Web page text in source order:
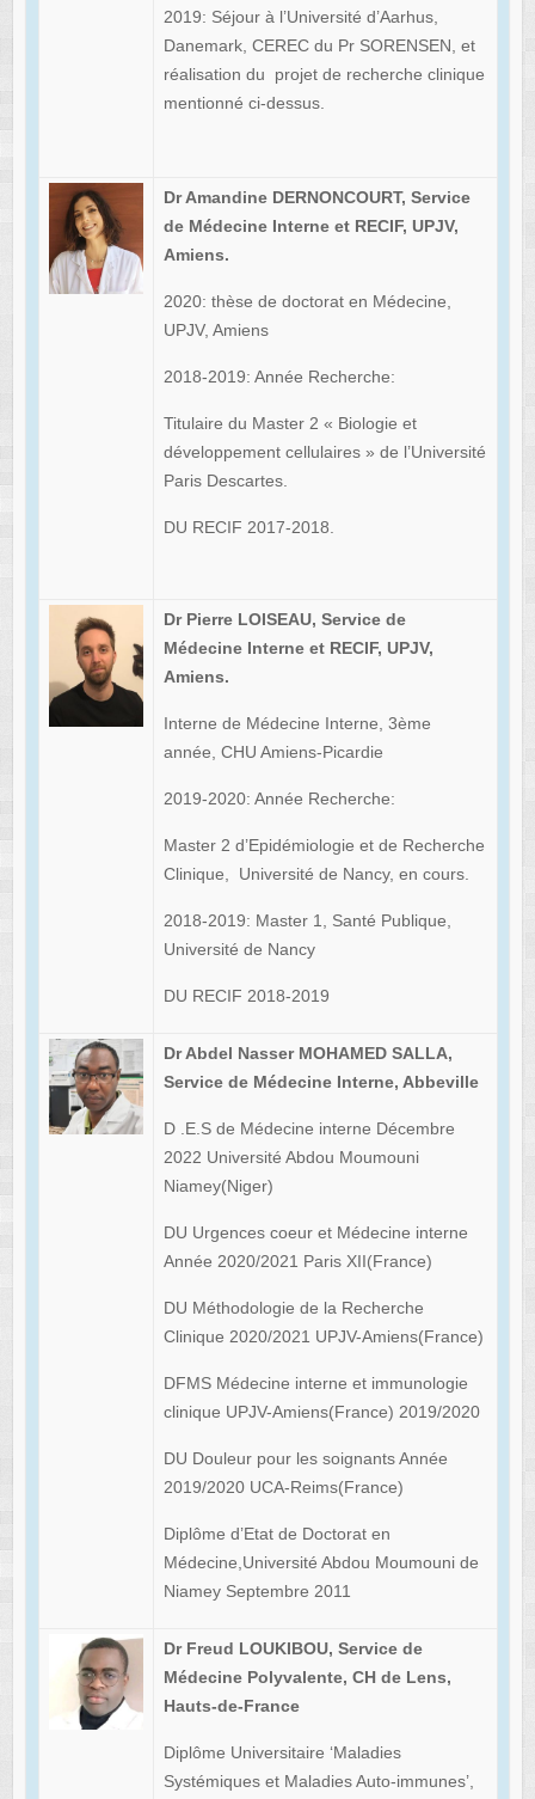
2019: Séjour à l’Université d’Aarhus,
Danemark, CEREC du Pr SORENSEN, et
réalisation du projet de recherche clinique
mentionné ci-dessus.
Dr Amandine DERNONCOURT, Service
de Médecine Interne et RECIF, UPJV,
Amiens.
2020: thèse de doctorat en Médecine,
UPJV, Amiens
2018-2019: Année Recherche:
Titulaire du Master 2 « Biologie et
développement cellulaires » de l’Université
Paris Descartes.
DU RECIF 2017-2018.
Dr Pierre LOISEAU, Service de
Médecine Interne et RECIF, UPJV,
Amiens.
Interne de Médecine Interne, 3ème
année, CHU Amiens-Picardie
2019-2020: Année Recherche:
Master 2 d’Epidémiologie et de Recherche
Clinique, Université de Nancy, en cours.
2018-2019: Master 1, Santé Publique,
Université de Nancy
DU RECIF 2018-2019
Dr Abdel Nasser MOHAMED SALLA,
Service de Médecine Interne, Abbeville
D .E.S de Médecine interne Décembre
2022 Université Abdou Moumouni
Niamey(Niger)
DU Urgences coeur et Médecine interne
Année 2020/2021 Paris XII(France)
DU Méthodologie de la Recherche
Clinique 2020/2021 UPJV-Amiens(France)
DFMS Médecine interne et immunologie
clinique UPJV-Amiens(France) 2019/2020
DU Douleur pour les soignants Année
2019/2020 UCA-Reims(France)
Diplôme d’Etat de Doctorat en
Médecine,Université Abdou Moumouni de
Niamey Septembre 2011
Dr Freud LOUKIBOU, Service de
Médecine Polyvalente, CH de Lens,
Hauts-de-France
Diplôme Universitaire ‘Maladies
Systémiques et Maladies Auto-immunes’,